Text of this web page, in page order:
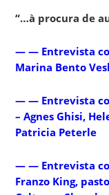
“…à procura de
— — Entrevista
Marina Bento
— — Entrevista
– Agnes Ghisi,
Patricia Peterle
— — Entrevista
Franzo King,